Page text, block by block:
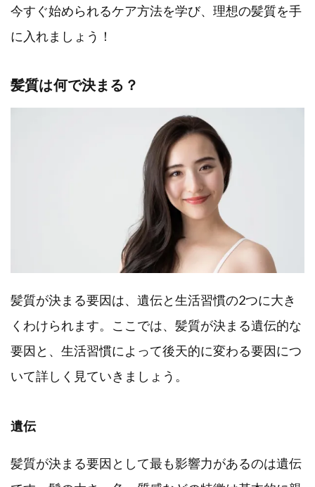
今すぐ始められるケア方法を学び、理想の髪質を手
に入れましょう！
髪質は何で決まる？
髪質が決まる要因は、遺伝と生活習慣の2つに大き
くわけられます。ここでは、髪質が決まる遺伝的な
要因と、生活習慣によって後天的に変わる要因につ
いて詳しく見ていきましょう。
遺伝
髪質が決まる要因として最も影響力があるのは遺伝